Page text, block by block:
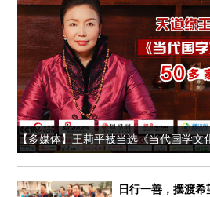
【多媒体】王莉平被当选《当代国学文
日行一善，摆渡